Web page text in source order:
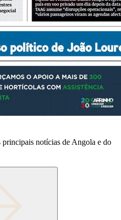
principais notícias de Angola e do